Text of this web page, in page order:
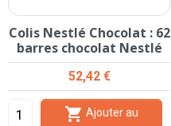
Colis Nestlé Chocolat : 62
barres chocolat Nestlé
Prix
52,42 €
